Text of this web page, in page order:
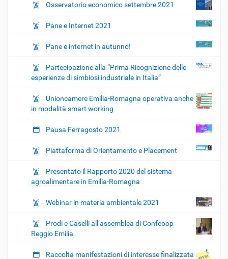
Osservatorio economico settembre 2021
Pane e Internet 2021
Pane e internet in autunno!
Partecipazione alla “Prima Ricognizione delle
esperienze di simbiosi industriale in Italia”
Unioncamere Emilia-Romagna operativa anche
in modalità smart working
Pausa Ferragosto 2021
Piattaforma di Orientamento e Placement
Presentato il Rapporto 2020 del sistema
agroalimentare in Emilia-Romagna
Webinar in materia ambientale 2021
Prodi e Caselli all’assemblea di Confcoop
Reggio Emilia
Raccolta manifestazioni di interesse finalizzata